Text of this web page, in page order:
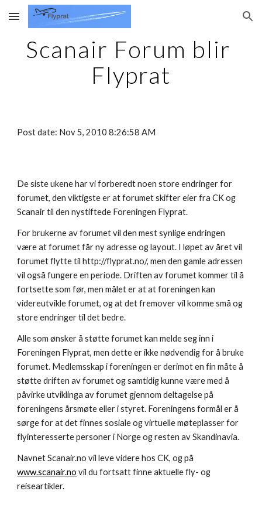
Skip to main content Skip to navigation
Scanair Forum blir
Flyprat
Post date: Nov 5, 2010 8:26:58 AM
De siste ukene har vi forberedt noen store endringer for
forumet, den viktigste er at forumet skifter eier fra CK og
Scanair til den nystiftede Foreningen Flyprat.
For brukerne av forumet vil den mest synlige endringen
være at forumet får ny adresse og layout. I løpet av året vil
forumet flytte til http://flyprat.no/, men den gamle adressen
vil også fungere en periode. Driften av forumet kommer til å
fortsette som før, men målet er at at foreningen kan
videreutvikle forumet, og at det fremover vil komme små og
store endringer til det bedre.
Alle som ønsker å støtte forumet kan melde seg inn i
Foreningen Flyprat, men dette er ikke nødvendig for å bruke
forumet. Medlemsskap i foreningen er derimot en fin måte å
støtte driften av forumet og samtidig kunne være med å
påvirke utviklinga av forumet gjennom deltagelse på
foreningens årsmøte eller i styret. Foreningens formål er å
sørge for at det finnes sosiale og virtuelle møteplasser for
flyinteresserte personer i Norge og resten av Skandinavia.
www.scanair.no vil du fortsatt finne aktuelle fly- og
reiseartikler.